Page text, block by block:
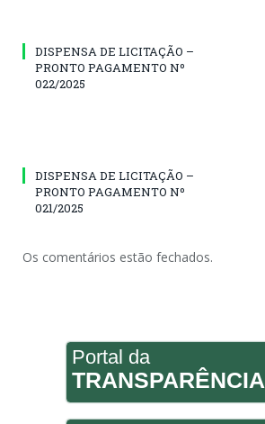
DISPENSA DE LICITAÇÃO –
PRONTO PAGAMENTO Nº
022/2025
DISPENSA DE LICITAÇÃO –
PRONTO PAGAMENTO Nº
021/2025
Os comentários estão fechados.
Portal da
TRANSPARÊNCIA